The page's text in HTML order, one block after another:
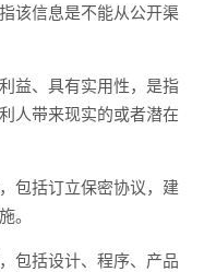
信息是不能从公开渠
、具有实用性，是指
人带来现实的或者潜在
括订立保密协议，建
。
括设计、程序、产品